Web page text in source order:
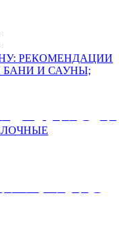
БАНЮ И
И САУНЫ;